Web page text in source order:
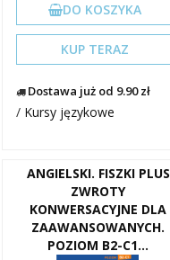
DO KOSZYKA
KUP TERAZ
Dostawa już od 9.90 zł
/ Kursy językowe
ANGIELSKI. FISZKI PLUS
ZWROTY
KONWERSACYJNE DLA
ZAAWANSOWANYCH.
POZIOM B2-C1...